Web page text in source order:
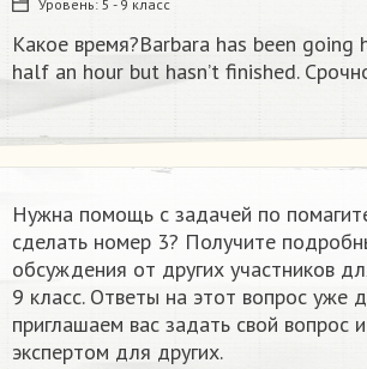
Уровень: 5 - 9 класс
Какое время?Barbara has been going
half an hour but hasn’t finished.
Нужна помощь с задачей по
сделать номер 3? Получите
обсуждения от других участников
9 класс. Ответы на этот вопрос уже
приглашаем вас задать свой вопрос
экспертом для других.